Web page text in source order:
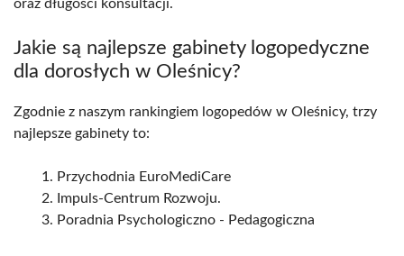
oraz długości konsultacji.
Jakie są najlepsze gabinety logopedyczne
dla dorosłych w Oleśnicy?
Zgodnie z naszym rankingiem logopedów w Oleśnicy, trzy
najlepsze gabinety to:
Przychodnia EuroMediCare
Impuls-Centrum Rozwoju.
Poradnia Psychologiczno - Pedagogiczna